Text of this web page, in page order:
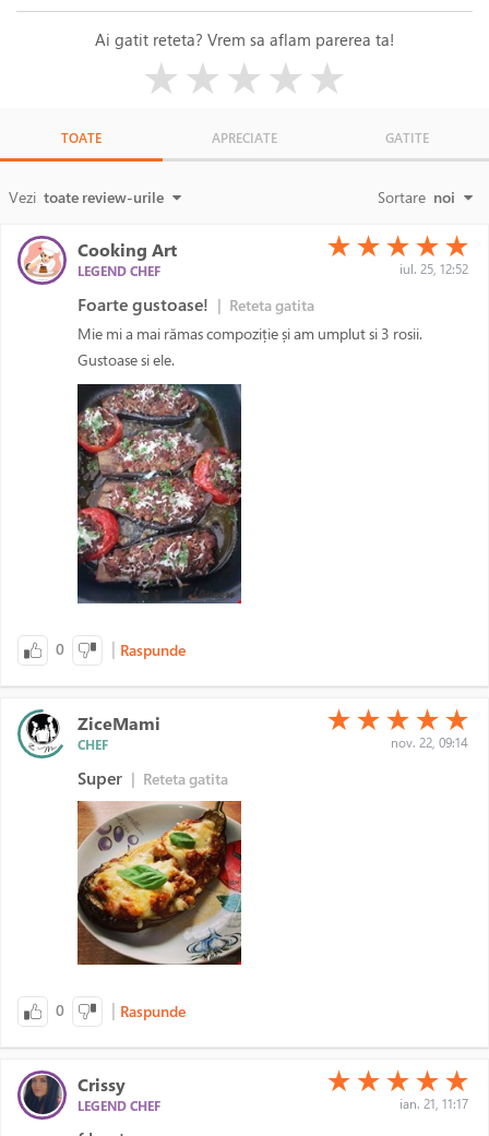
Ai gatit reteta? Vrem sa aflam parerea ta!
★★★★★
TOATE APRECIATE GATITE
Vezi toate review-urile Sortare noi
Cooking Art
LEGEND CHEF
(*)
★ (*)
★ (*)
★ (*)
★ (*)
★
iul. 25, 12:52
Foarte gustoase! | Reteta gatita
Mie mi a mai rămas compoziție și am umplut si 3 rosii.
Gustoase si ele.
0 | Raspunde
ZiceMami
CHEF
(*)
★ (*)
★ (*)
★ (*)
★ (*)
★
nov. 22, 09:14
Super | Reteta gatita
0 | Raspunde
Crissy
LEGEND CHEF
(*)
★ (*)
★ (*)
★ (*)
★ (*)
★
ian. 21, 11:17